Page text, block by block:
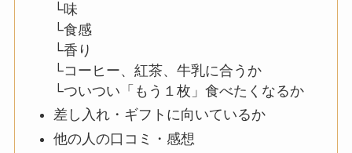
└味
└食感
└香り
└コーヒー、紅茶、牛乳に合うか
└ついつい「もう１枚」食べたくなるか
差し入れ・ギフトに向いているか
他の人の口コミ・感想